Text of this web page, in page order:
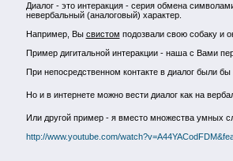
Диалог - это интеракция - серия обмена
невербальный (аналоговый) характер.
Например, Вы свистом подозвали свою собаку и
Пример дигитальной интеракции - наша с Вами
При непосредственном контакте в диалог были
Но и в интернете можно вести диалог как на
Или другой пример - я вместо множества
http://www.youtube.com/